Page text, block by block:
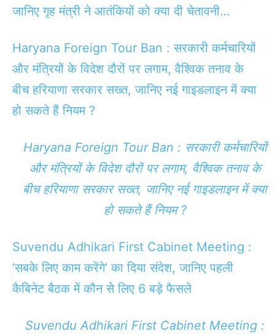
जानिए गृह मंत्री ने आतंकियों को क्या दी चेतावनी…
Haryana Foreign Tour Ban : सरकारी कर्मचारियों
और मंत्रियों के विदेश दौरों पर लगाम, वैश्विक तनाव के
बीच हरियाणा सरकार सख्त, जानिए नई गाइडलाइन में क्या
हो सकते हैं नियम ?
Haryana Foreign Tour Ban : सरकारी कर्मचारियों
और मंत्रियों के विदेश दौरों पर लगाम, वैश्विक तनाव के
बीच हरियाणा सरकार सख्त, जानिए नई गाइडलाइन में क्या
हो सकते हैं नियम ?
Suvendu Adhikari First Cabinet Meeting :
‘सबके लिए काम करेंगे’ का दिया संदेश, जानिए पहली
कैबिनेट बैठक में कौन से लिए 6 बड़े फैसले
Suvendu Adhikari First Cabinet Meeting :